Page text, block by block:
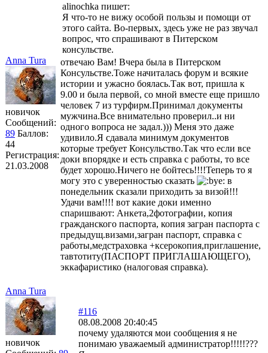
Anna Tura
новичок
Сообщений:
89 Баллов:
44
Регистрация:
21.03.2008
alinochka пишет:
Я что-то не вижу особой пользы и помощи от
этого сайта. Во-первых, здесь уже не раз звучал
вопрос, что спрашивают в Питерском
консульстве.
отвечаю Вам! Вчера была в Питерском
Консульстве.Тоже начиталась форум и всякие
истории и ужасно боялась.Так вот, пришла к
9.00 и была первой, со мной вместе еще пришло
человек 7 из турфирм.Принимал документы
мужчина.Все внимательно проверил..и ни
одного вопроса не задал.))) Меня это даже
удивило.Я сдавала минимум документов
которые требует Консульство.Так что если все
доки впорядке и есть справка с работы, то все
будет хорошо.Ничего не бойтесь!!!!Теперь то я
могу это с уверенностью сказать
в
понедельник сказали приходить за визой!!!
Удачи вам!!!! вот какие доки именно
спаришвают: Анкета,2фотографии, копия
гражданского паспорта, копия загран паспорта с
предыдущ.визами,загран паспорт, справка с
работы,медстраховка +ксерокопия,приглашение,
тавтотиту(ПАСПОРТ ПРИГЛАШАЮЩЕГО),
эккафаристико (налоговая справка).
Anna Tura
новичок
#116
08.08.2008 20:40:45
почему удаляются мои сообщения я не
понимаю уважаемый администратор!!!!!???